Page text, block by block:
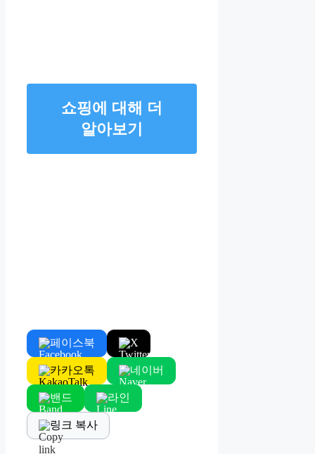
쇼핑에 대해 더
알아보기
페이스북 X
카카오톡 네이버
밴드 라인
링크 복사